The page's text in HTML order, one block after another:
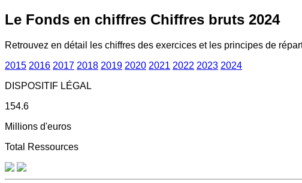
Le Fonds en chiffres Chiffres bruts 2024
Retrouvez en détail les chiffres des exercices et les principes de
2015 2016 2017 2018 2019 2020 2021 2022 2023 2024
DISPOSITIF LÉGAL
154.6
Millions d'euros
Total Ressources